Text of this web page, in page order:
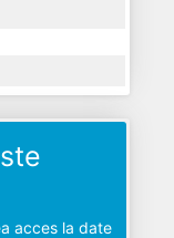
acces la date